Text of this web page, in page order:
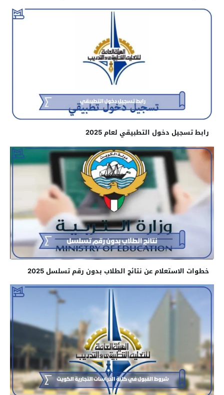
رابط تسجيل دخول التطبيقي لعام 2025
خطوات الاستعلام عن نتائج الطلاب بدون رقم تسلسل 2025